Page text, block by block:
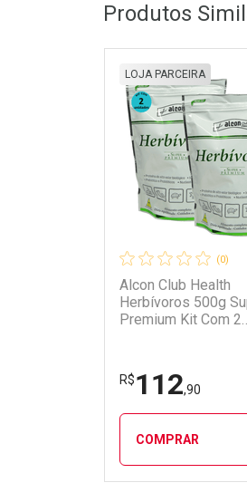
Produtos
(0)
Alcon Club Health
Herbívoros 500g
Premium Kit Com 2
LOJA PARCEIRA
R$112,90
COMPRAR